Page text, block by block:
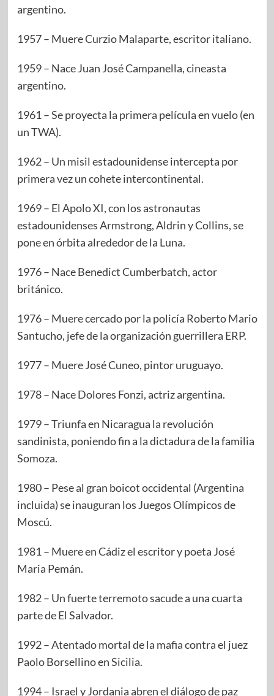
argentino.
1957 – Muere Curzio Malaparte, escritor italiano.
1959 – Nace Juan José Campanella, cineasta
argentino.
1961 – Se proyecta la primera película en vuelo (en
un TWA).
1962 – Un misil estadounidense intercepta por
primera vez un cohete intercontinental.
1969 – El Apolo XI, con los astronautas
estadounidenses Armstrong, Aldrin y Collins, se
pone en órbita alrededor de la Luna.
1976 – Nace Benedict Cumberbatch, actor
británico.
1976 – Muere cercado por la policía Roberto Mario
Santucho, jefe de la organización guerrillera ERP.
1977 – Muere José Cuneo, pintor uruguayo.
1978 – Nace Dolores Fonzi, actriz argentina.
1979 – Triunfa en Nicaragua la revolución
sandinista, poniendo fin a la dictadura de la familia
Somoza.
1980 – Pese al gran boicot occidental (Argentina
incluida) se inauguran los Juegos Olímpicos de
Moscú.
1981 – Muere en Cádiz el escritor y poeta José
Maria Pemán.
1982 – Un fuerte terremoto sacude a una cuarta
parte de El Salvador.
1992 – Atentado mortal de la mafia contra el juez
Paolo Borsellino en Sicilia.
1994 – Israel y Jordania abren el diálogo de paz